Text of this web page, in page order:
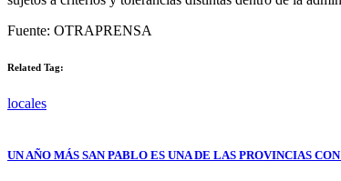
Fuente: OTRAPRENSA
Related Tag:
locales
UN AÑO MÁS SAN PABLO ES UNA DE LAS PROVINCIAS